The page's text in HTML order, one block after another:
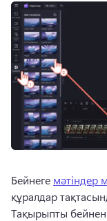
Бейнеге мәтіндер
Тақырыпты